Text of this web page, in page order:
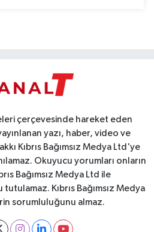
çerçevesinde hareket eden
yazı, haber, video ve
Kıbrıs Bağımsız Medya Ltd'ye
Okuyucu yorumları onların
Bağımsız Medya Ltd ile
Kıbrıs Bağımsız Medya
sorumluluğunu almaz.